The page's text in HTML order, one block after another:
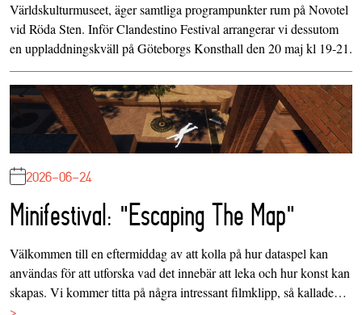
Världskulturmuseet, äger samtliga programpunkter rum på Novotel
vid Röda Sten. Inför Clandestino Festival arrangerar vi dessutom
en uppladdningskväll på Göteborgs Konsthall den 20 maj kl 19-21.
2026-06-24
Minifestival: "Escaping The Map"
Välkommen till en eftermiddag av att kolla på hur dataspel kan
användas för att utforska vad det innebär att leka och hur konst kan
skapas. Vi kommer titta på några intressant filmklipp, så kallade…
>